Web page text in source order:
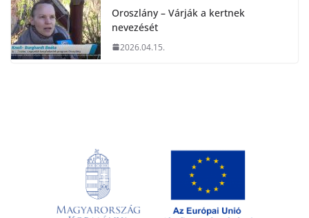
Oroszlány – Várják a kertnek
nevezését
2026.04.15.